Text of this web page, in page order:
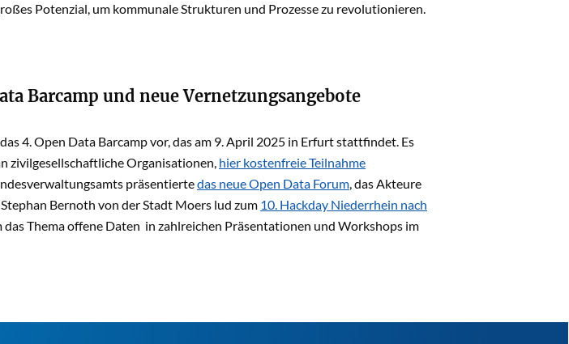
Potenzial, um kommunale Strukturen und Prozesse zu revolutionieren.
Barcamp und neue Vernetzungsangebote
4. Open Data Barcamp vor, das am 9. April 2025 in Erfurt stattfindet. Es
zivilgesellschaftliche Organisationen, hier kostenfreie Teilnahme
präsentiertedas neue Open Data Forum, das Akteure
Bernoth von der Stadt Moers lud zum 10. Hackday Niederrhein nach
das Thema offene Daten in zahlreichen Präsentationen und Workshops im